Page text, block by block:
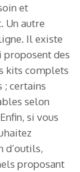
et
Un autre
Il existe
proposent des
kits complets
; certains
selon
si vous
proposant